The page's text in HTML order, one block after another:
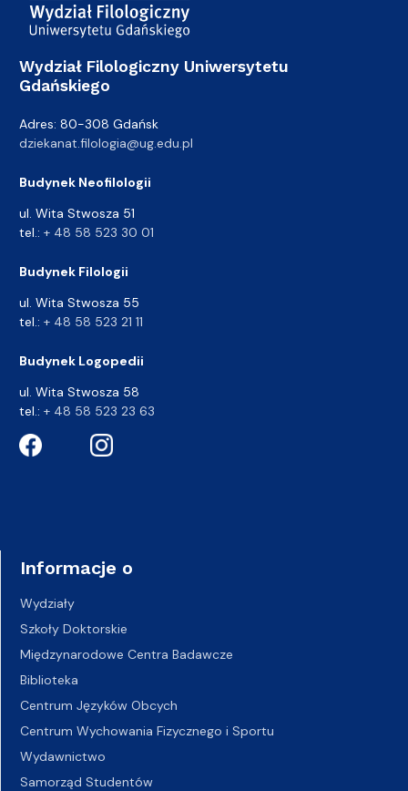
Wydział Filologiczny Uniwersytetu
Gdańskiego
Adres: 80-308 Gdańsk
dziekanat.filologia@ug.edu.pl
Budynek Neofilologii
ul. Wita Stwosza 51
tel.: + 48 58 523 30 01
Budynek Filologii
ul. Wita Stwosza 55
tel.: + 48 58 523 21 11
Budynek Logopedii
ul. Wita Stwosza 58
tel.: + 48 58 523 23 63
Informacje o
Wydziały
Szkoły Doktorskie
Międzynarodowe Centra Badawcze
Biblioteka
Centrum Języków Obcych
Centrum Wychowania Fizycznego i Sportu
Wydawnictwo
Samorząd Studentów